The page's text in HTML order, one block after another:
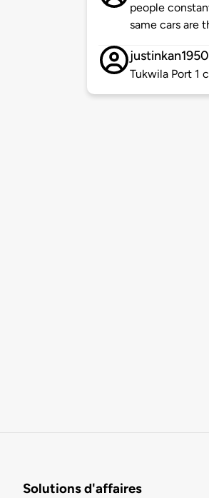
people
same cars are
Tukwila Port 1
Solutions d'affaires